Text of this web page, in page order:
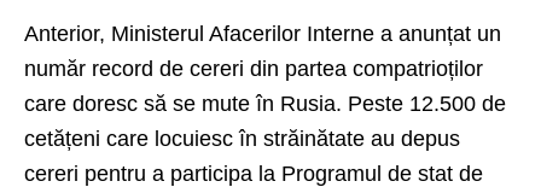
Anterior, Ministerul Afacerilor Interne a anunțat un
număr record de cereri din partea compatrioților
care doresc să se mute în Rusia. Peste 12.500 de
cetățeni care locuiesc în străinătate au depus
cereri pentru a participa la Programul de stat de